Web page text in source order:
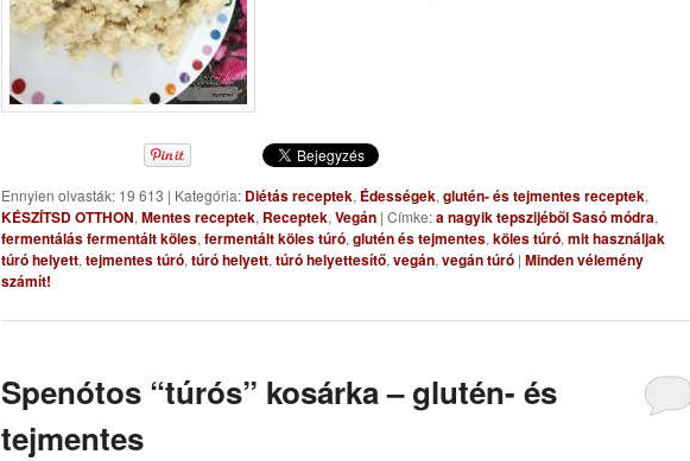
Ennyien olvasták: 19 613 | Kategória: Diétás receptek, Édességek, glutén- és tejmentes receptek,
KÉSZÍTSD OTTHON, Mentes receptek, Receptek, Vegán | Címke:a nagyik tepszijéből Sasó módra,
fermentálás fermentált köles, fermentált köles túró, glutén és tejmentes, köles túró, mit használjak
túró helyett, tejmentes túró, túró helyett, túró helyettesítő, vegán, vegán túró | Minden vélemény
számít!
Spenótos “túrós” kosárka – glutén- és
tejmentes